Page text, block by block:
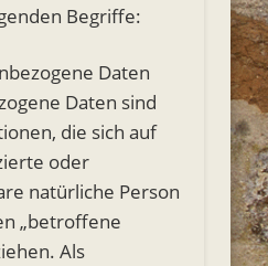
Begriffe:
Daten
Daten sind
die sich auf
oder
natürliche Person
„betroffene
Als